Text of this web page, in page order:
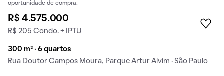
oportunidade de compra.
R$ 4.575.000
R$ 205 Condo. + IPTU
300 m² · 6 quartos
Rua Doutor Campos Moura, Parque Artur Alvim · São Paulo